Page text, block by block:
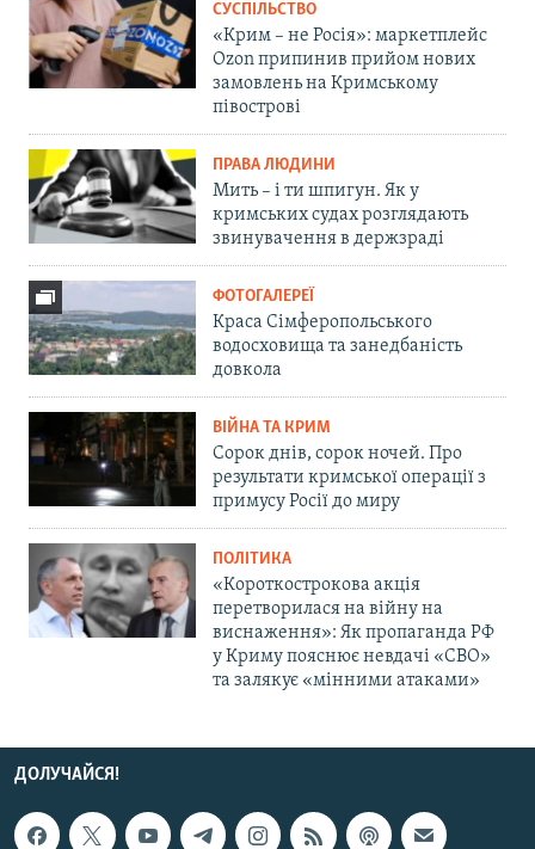
СУСПІЛЬСТВО
«Крим – не Росія»: маркетплейс
Ozon припинив прийом нових
замовлень на Кримському
півострові
ПРАВА ЛЮДИНИ
Мить – і ти шпигун. Як у
кримських судах розглядають
звинувачення в держзраді
ФОТОГАЛЕРЕЇ
Краса Сімферопольського
водосховища та занедбаність
довкола
ВІЙНА ТА КРИМ
Сорок днів, сорок ночей. Про
результати кримської операції з
примусу Росії до миру
ПОЛІТИКА
«Короткострокова акція
перетворилася на війну на
виснаження»: Як пропаганда РФ
у Криму пояснює невдачі «СВО»
та залякує «мінними атаками»
ДОЛУЧАЙСЯ!